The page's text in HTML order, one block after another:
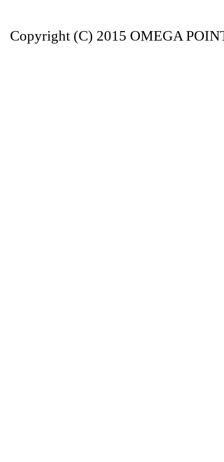
Copyright (C) 2015 OMEGA